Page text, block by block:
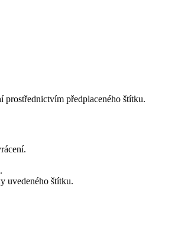
prostřednictvím předplaceného štítku.
uvedeného štítku.